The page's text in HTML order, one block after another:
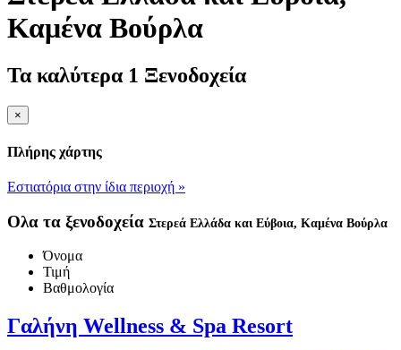
Καμένα Βούρλα
Τα καλύτερα 1 Ξενοδοχεία
×
Πλήρης χάρτης
Εστιατόρια στην ίδια περιοχή »
Ολα τα ξενοδοχεία Στερεά Ελλάδα και Εύβοια, Καμένα Βούρλα
Όνομα
Τιμή
Βαθμολογία
Γαλήνη Wellness & Spa Resort